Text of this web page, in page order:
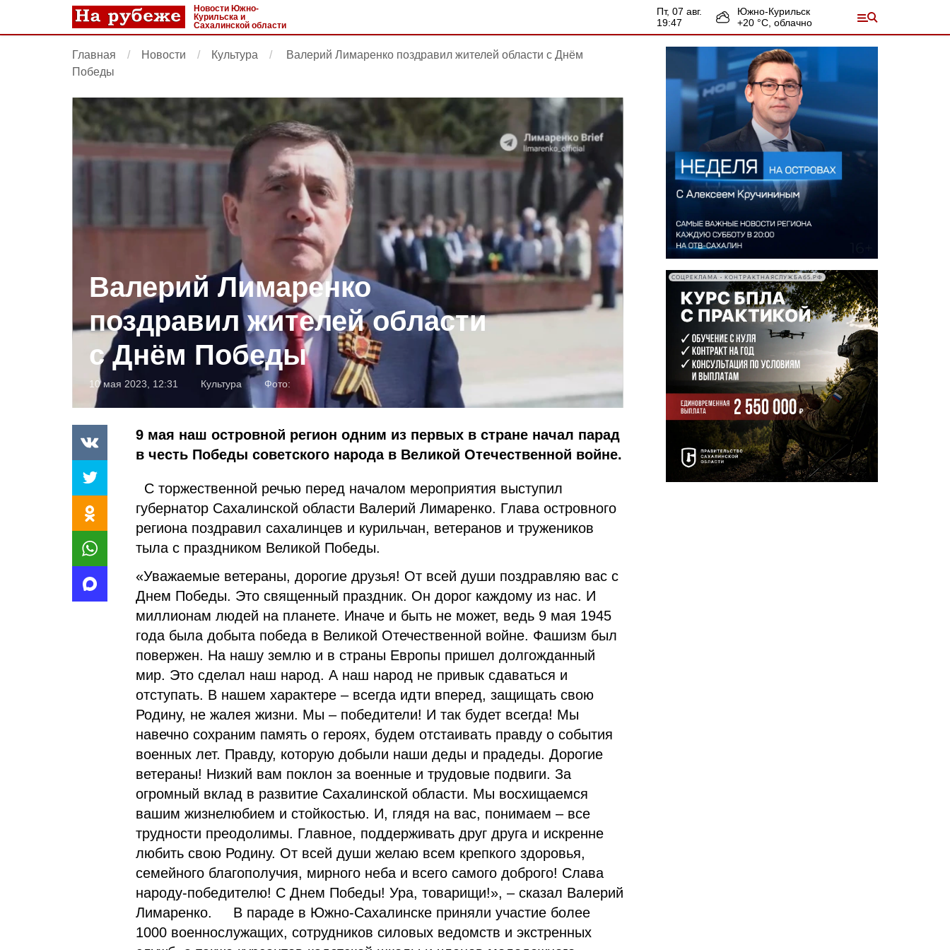
Новости Южно-
Курильска и
Сахалинской области
пт, 07 авг.
19:47
Южно-Курильск
+20 °С, облачно
Главная Новости Культура
Валерий Лимаренко поздравил жителей области с Днём
Победы
Валерий Лимаренко
поздравил жителей области
с Днём Победы
10 мая 2023, 12:31 Культура Фото:
9 мая наш островной регион одним из первых в стране начал парад
в честь Победы советского народа в Великой Отечественной войне.
С торжественной речью перед началом мероприятия выступил
губернатор Сахалинской области Валерий Лимаренко. Глава островного
региона поздравил сахалинцев и курильчан, ветеранов и тружеников
тыла с праздником Великой Победы.
«Уважаемые ветераны, дорогие друзья! От всей души поздравляю вас с
Днем Победы. Это священный праздник. Он дорог каждому из нас. И
миллионам людей на планете. Иначе и быть не может, ведь 9 мая 1945
года была добыта победа в Великой Отечественной войне. Фашизм был
повержен. На нашу землю и в страны Европы пришел долгожданный
мир. Это сделал наш народ. А наш народ не привык сдаваться и
отступать. В нашем характере – всегда идти вперед, защищать свою
Родину, не жалея жизни. Мы – победители! И так будет всегда! Мы
навечно сохраним память о героях, будем отстаивать правду о события
военных лет. Правду, которую добыли наши деды и прадеды. Дорогие
ветераны! Низкий вам поклон за военные и трудовые подвиги. За
огромный вклад в развитие Сахалинской области. Мы восхищаемся
вашим жизнелюбием и стойкостью. И, глядя на вас, понимаем – все
трудности преодолимы. Главное, поддерживать друг друга и искренне
любить свою Родину. От всей души желаю всем крепкого здоровья,
семейного благополучия, мирного неба и всего самого доброго! Слава
народу-победителю! С Днем Победы! Ура, товарищи!», – сказал Валерий
Лимаренко. В параде в Южно-Сахалинске приняли участие более
1000 военнослужащих, сотрудников силовых ведомств и экстренных
СОЦРЕКЛАМА • КОНТРАКТНАЯСЛУЖБА65.РФ